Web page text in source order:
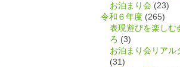
お泊まり会 (23)
令和６年度 (265)
表現遊びを楽しむ
ろ (3)
お泊まり会リアル
(31)